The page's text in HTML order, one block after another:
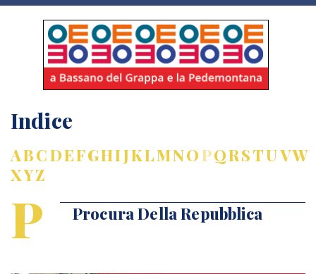
Indice
ABCDEFGHIJKLMNOPQRSTUVW
XYZ
P Procura Della Repubblica